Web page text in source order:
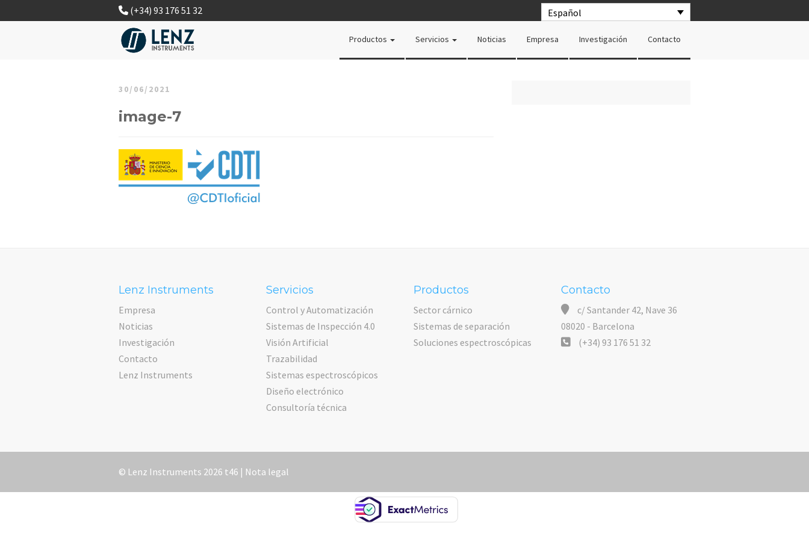
Español
(+34) 93 176 51 32
Productos Servicios Noticias Empresa Investigación Contacto
30/06/2021
image-7
Lenz Instruments
Empresa
Noticias
Investigación
Contacto
Lenz Instruments
Servicios
Control y Automatización
Sistemas de Inspección 4.0
Visión Artificial
Trazabilidad
Sistemas espectroscópicos
Diseño electrónico
Consultoría técnica
Productos
Sector cárnico
Sistemas de separación
Soluciones espectroscópicas
Contacto
c/ Santander 42, Nave 36
08020 - Barcelona
(+34) 93 176 51 32
© Lenz Instruments 2026 t46 | Nota legal